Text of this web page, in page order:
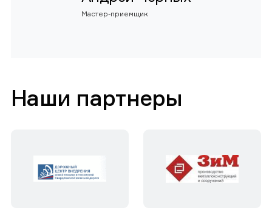
Мастер-приемщик
Наши партнеры